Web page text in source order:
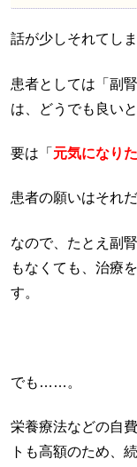
話が少しそれてし
患者としては「副
は、どうでも良い
要は「 元気になり
患者の願いはそれだ
なので、たとえ副
もなくても、治療
す。
でも……。
栄養療法などの自
トも高額のため、